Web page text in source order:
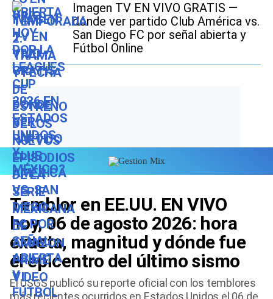
Imagen TV EN VIVO GRATIS —
dónde ver partido Club América vs.
San Diego FC por señal abierta y
Fútbol Online